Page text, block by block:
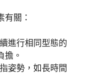
關：
進行相同型態的
擔。
姿勢，如長時間